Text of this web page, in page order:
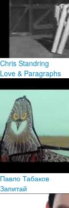
Chris Standring
Love & Paragraphs
Павло Табаков
Запитай